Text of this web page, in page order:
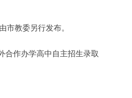
教委另行发布。
作办学高中自主招生录取